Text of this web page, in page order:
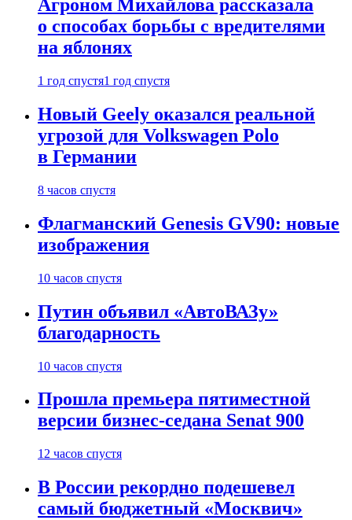
Агроном Михайлова рассказала
о способах борьбы с вредителями
на яблонях
1 год спустя1 год спустя
Новый Geely оказался реальной
угрозой для Volkswagen Polo
в Германии
8 часов спустя
Флагманский Genesis GV90: новые
изображения
10 часов спустя
Путин объявил «АвтоВАЗу»
благодарность
10 часов спустя
Прошла премьера пятиместной
версии бизнес-седана Senat 900
12 часов спустя
В России рекордно подешевел
самый бюджетный «Москвич»